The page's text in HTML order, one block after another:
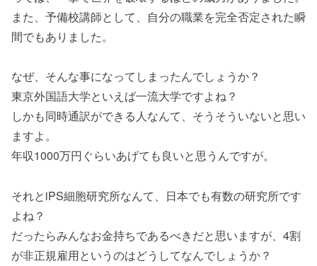
また、予備校講師として、自分の職業を完全否定された瞬
間でもありました。
なぜ、そんな事になってしまったんでしょうか？
東京外国語大学といえば一流大学ですよね？
しかも同時通訳ができる人なんて、そうそういないと思い
ますよ。
年収1000万円ぐらいあげても良いと思うんですが。
それとiPS細胞研究所なんて、日本でも有数の研究所です
よね？
だったらみんなお金持ちであるべきだと思いますが、4割
が非正規雇用というのはどうしてなんでしょうか？